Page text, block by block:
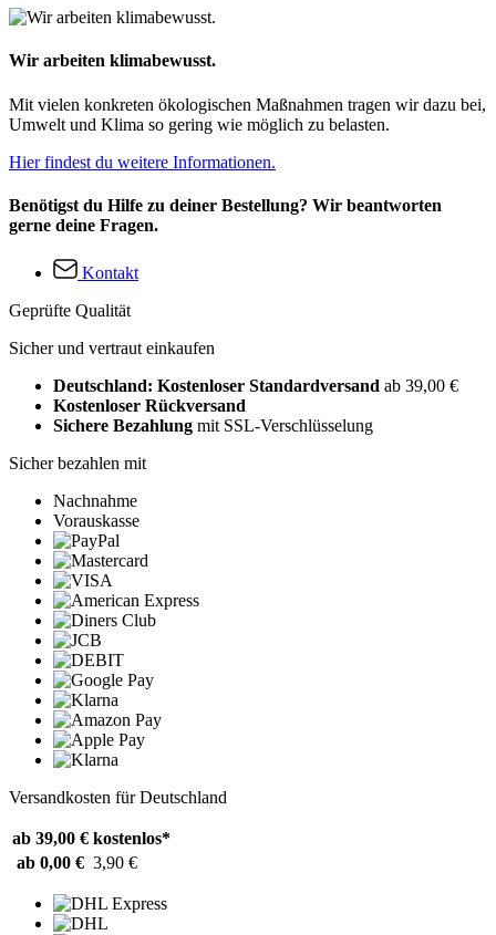
Wir arbeiten klimabewusst.
Mit vielen konkreten ökologischen Maßnahmen tragen wir dazu bei,
Umwelt und Klima so gering wie möglich zu belasten.
Hier findest du weitere Informationen.
Benötigst du Hilfe zu deiner Bestellung? Wir beantworten
gerne deine Fragen.
Kontakt
Geprüfte Qualität
Sicher und vertraut einkaufen
Deutschland: Kostenloser Standardversand ab 39,00 €
Kostenloser Rückversand
Sichere Bezahlung mit SSL-Verschlüsselung
Sicher bezahlen mit
Nachnahme
Vorauskasse
Versandkosten für Deutschland
ab 39,00 € kostenlos*
ab 0,00 € 3,90 €